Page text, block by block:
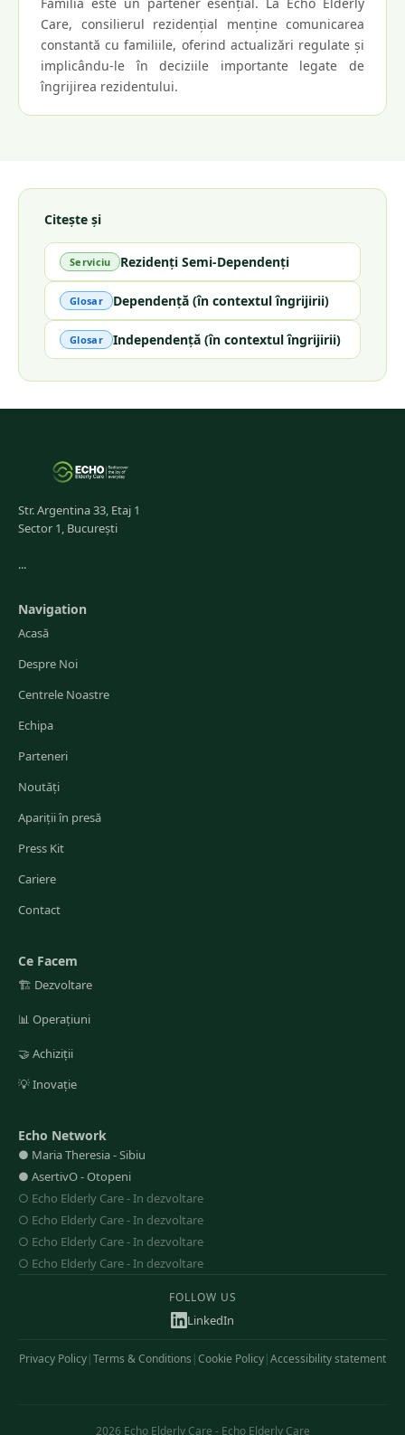
Care, consilierul rezidențial menține comunicarea
constantă cu familiile, oferind actualizări regulate și
implicându-le în deciziile importante legate de
îngrijirea rezidentului.
Citește și
Serviciu Rezidenți Semi-Dependenți
Glosar Dependență (în contextul îngrijirii)
Glosar Independență (în contextul îngrijirii)
Str. Argentina 33, Etaj 1
Sector 1, București
...
Navigation
Acasă
Despre Noi
Centrele Noastre
Echipa
Parteneri
Noutăți
Apariții în presă
Press Kit
Cariere
Contact
Ce Facem
🏗️ Dezvoltare
📊 Operațiuni
🤝 Achiziții
💡Inovație
Echo Network
● Maria Theresia-Sibiu
● AsertivO-Otopeni
○ Echo Elderly Care-In dezvoltare
○ Echo Elderly Care-In dezvoltare
○ Echo Elderly Care-In dezvoltare
○ Echo Elderly Care-In dezvoltare
FOLLOW US
LinkedIn
Privacy Policy|Terms & Conditions |Cookie Policy|Accessibility statement
2026 Echo Elderly Care - Echo Elderly Care